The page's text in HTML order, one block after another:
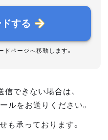
する
ドページへ移動します。
できない場合は、
ルをお送りください。
も承っております。